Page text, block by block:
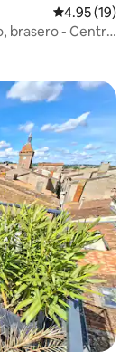
Calificación
4.95 (19)
brasero - Centro